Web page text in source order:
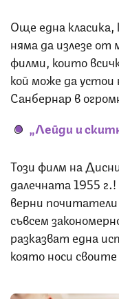
Още една
няма да излезе от
филми, които
кой може да
Санбернар в
„Лейди и
Този филм на
далечната 1955
верни
съвсем
разказват една
която носи